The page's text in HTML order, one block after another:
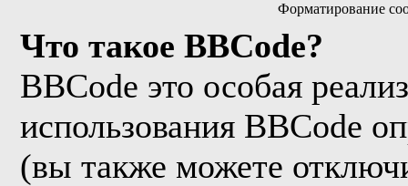
Форматирование
Что такое BBCode?
BBCode это особая
использования BBCode
(вы также можете